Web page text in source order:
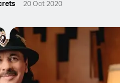
20 Oct 2020